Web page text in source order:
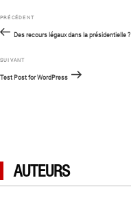
Navigation
de
l’article
Article
précédent
PRÉCÉDENT
Des recours légaux dans la présidentielle ?
Article
suivant
SUIVANT
Test Post for WordPress
AUTEURS